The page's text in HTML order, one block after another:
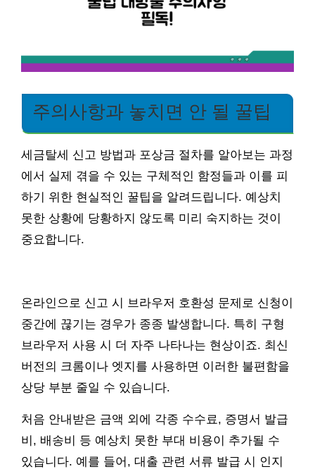
주의사항과 놓치면 안 될 꿀팁
세금탈세 신고 방법과 포상금 절차를 알아보는 과정
에서 실제 겪을 수 있는 구체적인 함정들과 이를 피
하기 위한 현실적인 꿀팁을 알려드립니다. 예상치
못한 상황에 당황하지 않도록 미리 숙지하는 것이
중요합니다.
온라인으로 신고 시 브라우저 호환성 문제로 신청이
중간에 끊기는 경우가 종종 발생합니다. 특히 구형
브라우저 사용 시 더 자주 나타나는 현상이죠. 최신
버전의 크롬이나 엣지를 사용하면 이러한 불편함을
상당 부분 줄일 수 있습니다.
처음 안내받은 금액 외에 각종 수수료, 증명서 발급
비, 배송비 등 예상치 못한 부대 비용이 추가될 수
있습니다. 예를 들어, 대출 관련 서류 발급 시 인지